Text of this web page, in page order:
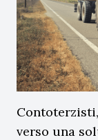
verso una